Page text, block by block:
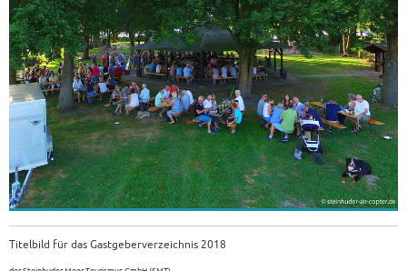
Titelbild für das Gastgeberverzeichnis 2018